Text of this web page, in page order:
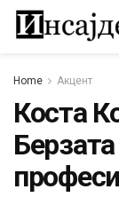
Home Акцент
Коста